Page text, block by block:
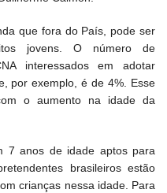
que fora do País, pode ser
jovens. O número de
interessados em adotar
por exemplo, é de 4%. Esse
o aumento na idade da
7 anos de idade aptos para
brasileiros estão
crianças nessa idade. Para